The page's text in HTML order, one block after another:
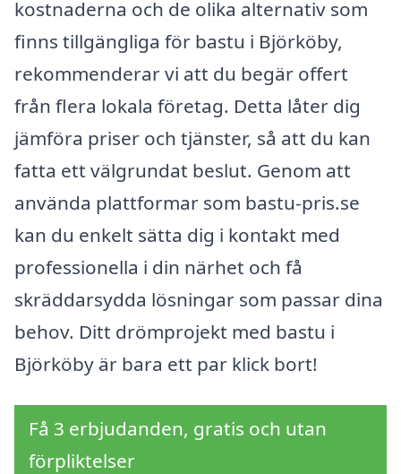
kostnaderna och de olika alternativ som
finns tillgängliga för bastu i Björköby,
rekommenderar vi att du begär offert
från flera lokala företag. Detta låter dig
jämföra priser och tjänster, så att du kan
fatta ett välgrundat beslut. Genom att
använda plattformar som bastu-pris.se
kan du enkelt sätta dig i kontakt med
professionella i din närhet och få
skräddarsydda lösningar som passar dina
behov. Ditt drömprojekt med bastu i
Björköby är bara ett par klick bort!
Få 3 erbjudanden, gratis och utan
förpliktelser